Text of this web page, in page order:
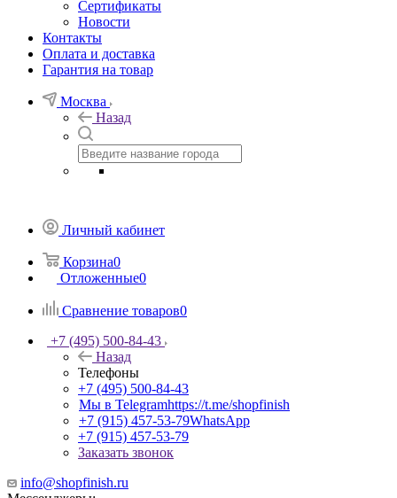
Сертификаты
Новости
Контакты
Оплата и доставка
Гарантия на товар
Москва
Назад
Личный кабинет
Корзина0
Отложенные0
Сравнение товаров0
+7 (495) 500-84-43
Назад
Телефоны
+7 (495) 500-84-43
Мы в Telegramhttps://t.me/shopfinish
+7 (915) 457-53-79WhatsApp
+7 (915) 457-53-79
Заказать звонок
info@shopfinish.ru